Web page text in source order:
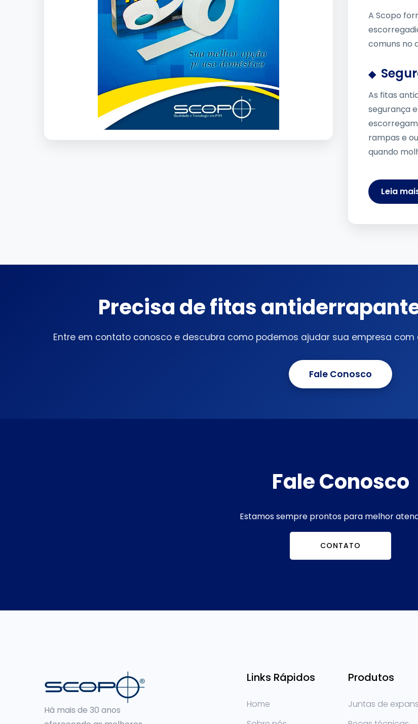
A Scopo
comuns no
As fitas
segurança
rampas e
quando
Leia
Precisa de fitas
Entre em contato conosco e descubra como podemos ajudar sua empresa
Fale Conosco
Fale Conosco
Estamos sempre prontos para melhor
CONTATO
Há mais de 30 anos
Links Rápidos
Home
Produtos
Juntas de